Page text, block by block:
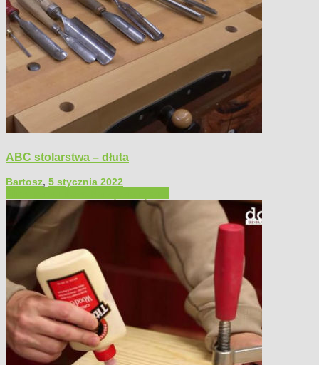
ABC stolarstwa – dłuta
Bartosz, 5 stycznia 2022